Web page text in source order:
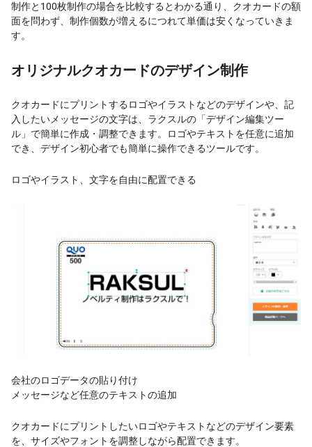
制作と100枚制作の場合を比較するとわかる通り、クオカードの額
面を問わず、制作個数が増えるにつれて単価は安くなっていきま
す。
オリジナルクオカードのデザイン制作
クオカードにプリントするロゴやイラストなどのデザインや、記
入したいメッセージの文字は、ラクスルの「デザイン編集ツー
ル」で簡単に作成・調整できます。ロゴやテキストを任意に追加
でき、デザイン初心者でも簡単に操作できるツールです。
ロゴやイラスト、文字を自由に配置できる
会社のロゴデータの貼り付け
メッセージなど任意のテキストの追加
クオカードにプリントしたいロゴやテキストなどのデザイン要素
を、サイズやフォントを調整しながら配置できます。